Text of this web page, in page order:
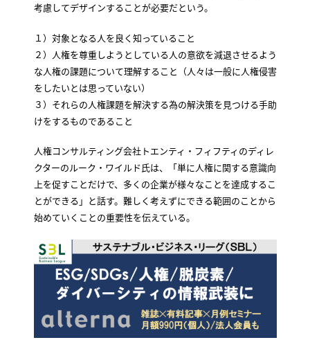
考慮してデザインすることが必要だという。
１）対象となる人を良く知っていること
２）人権を尊重しようとしている人の意欲を減退させるよう
な人権の課題について理解すること（人々は一般に人権侵害
をしたいとは思っていない）
３）それらの人権課題を解決する為の解決策を見つける手助
けをするものであること
人権コンサルティング会社トエンティ・フィフティのディレ
クターのルーク・ワイルド氏は、「単に人権に関する意識向
上を促すことだけで、多くの企業が様々なことを達成するこ
とができる」と話す。難しく考えずにできる範囲のことから
始めていくことの重要性を伝えている。